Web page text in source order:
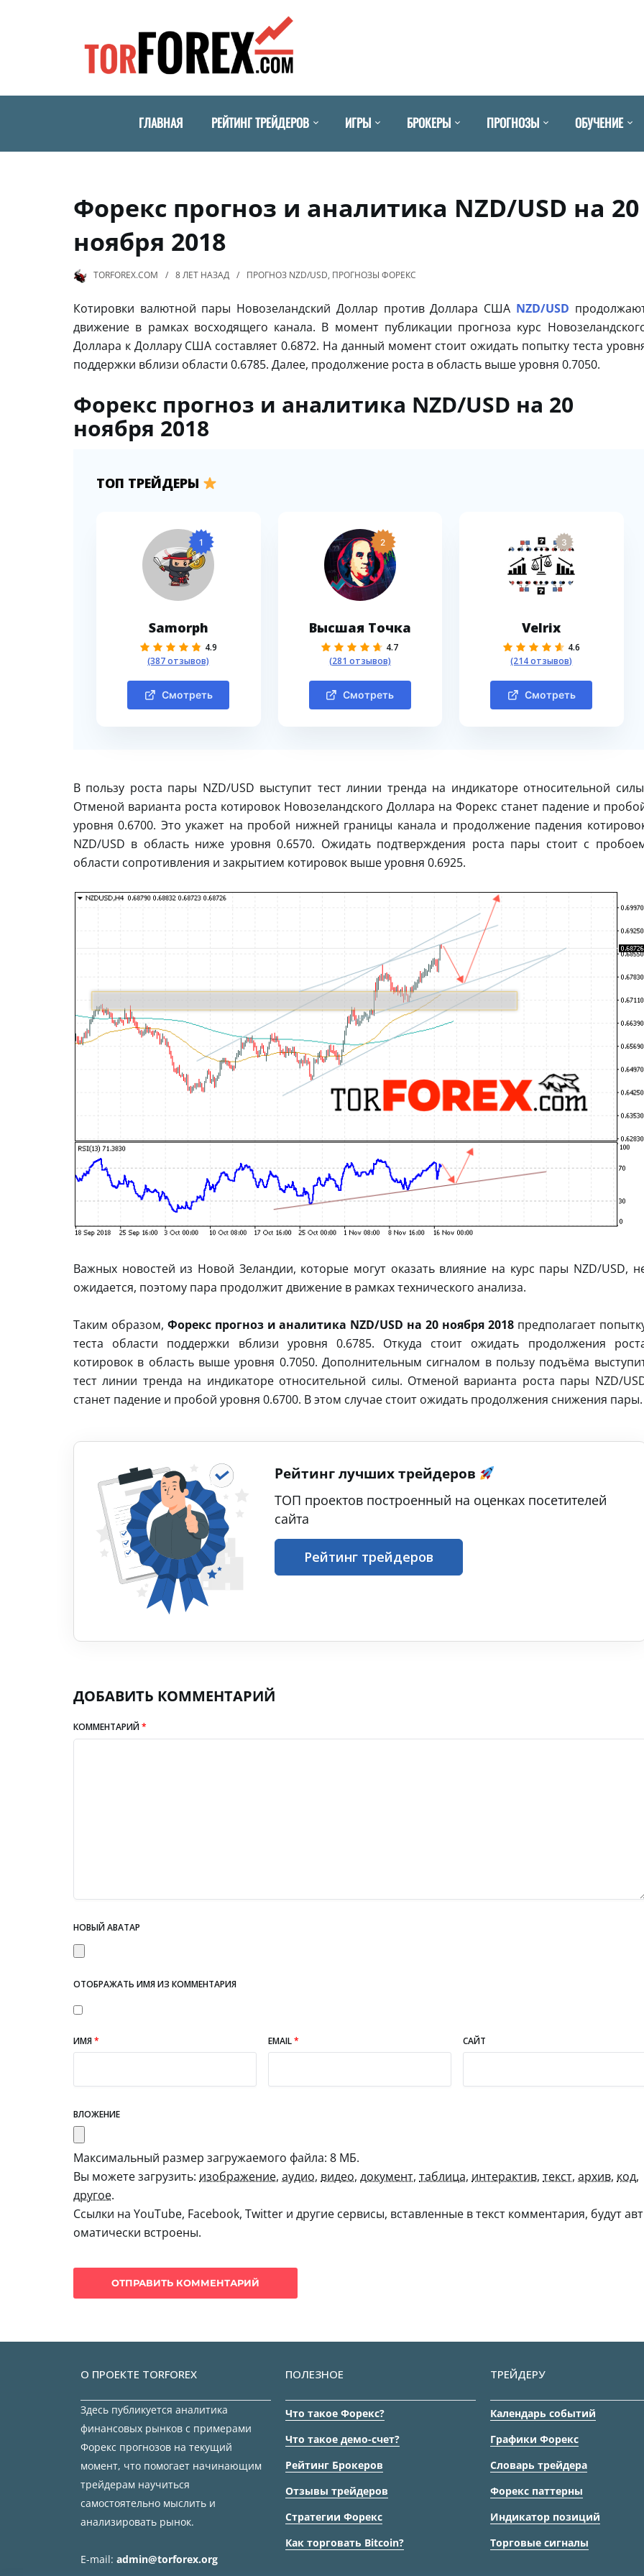
ГЛАВНАЯ РЕЙТИНГ ТРЕЙДЕРОВ ИГРЫ БРОКЕРЫ ПРОГНОЗЫ ОБУЧЕНИЕ
Форекс прогноз и аналитика NZD/USD на 20
ноября 2018
TORFOREX.COM 8 ЛЕТ НАЗАД ПРОГНОЗ NZD/USD, ПРОГНОЗЫ ФОРЕКС
Котировки валютной пары Новозеландский Доллар против Доллара США NZD/USD
движение в рамках восходящего канала. В момент публикации прогноза курс
Доллара к Доллару США составляет 0.6872. На данный момент стоит ожидать попытку теста
поддержки вблизи области 0.6785. Далее, продолжение роста в область выше уровня 0.7050.
Форекс прогноз и аналитика NZD/USD на 20
ноября 2018
ТОП ТРЕЙДЕРЫ
1
Samorph
4.9
(387 отзывов)
Смотреть
2
Высшая Точка
4.7
(281 отзывов)
Смотреть
3
Velrix
4.6
(214 отзывов)
Смотреть
В пользу роста пары NZD/USD выступит тест линии тренда на индикаторе относительной
Отменой варианта роста котировок Новозеландского Доллара на Форекс станет падение и
уровня 0.6700. Это укажет на пробой нижней границы канала и продолжение падения
NZD/USD в область ниже уровня 0.6570. Ожидать подтверждения роста пары стоит с
области сопротивления и закрытием котировок выше уровня 0.6925.
Важных новостей из Новой Зеландии, которые могут оказать влияние на курс пары NZD/USD,
ожидается, поэтому пара продолжит движение в рамках технического анализа.
Таким образом, Форекс прогноз и аналитика NZD/USD на 20 ноября 2018предполагает
теста области поддержки вблизи уровня 0.6785. Откуда стоит ожидать продолжения
котировок в область выше уровня 0.7050. Дополнительным сигналом в пользу подъёма
тест линии тренда на индикаторе относительной силы. Отменой варианта роста пары NZD/
станет падение и пробой уровня 0.6700. В этом случае стоит ожидать продолжения снижения пары.
Рейтинг лучших трейдеров
ТОП проектов построенный на оценках посетителей
сайта
Рейтинг трейдеров
ДОБАВИТЬ КОММЕНТАРИЙ
КОММЕНТАРИЙ*
НОВЫЙ АВАТАР
ОТОБРАЖАТЬ ИМЯ ИЗ КОММЕНТАРИЯ
ИМЯ* EMAIL* САЙТ
ВЛОЖЕНИЕ
Максимальный размер загружаемого файла: 8 МБ.
Вы можете загрузить: изображение, аудио, видео, документ, таблица, интерактив, текст, архив, код,
другое.
Ссылки на YouTube, Facebook, Twitter и другие сервисы, вставленные в текст комментария, будут авт
оматически встроены.
О ПРОЕКТЕ TORFOREX
Здесь публикуется аналитика
финансовых рынков с примерами
Форекс прогнозов на текущий
момент, что помогает начинающим
трейдерам научиться
самостоятельно мыслить и
анализировать рынок.
E-mail: admin@torforex.org
ПОЛЕЗНОЕ
Что такое Форекс?
Что такое демо-счет?
Рейтинг Брокеров
Отзывы трейдеров
Стратегии Форекс
Как торговать Bitcoin?
ТРЕЙДЕРУ
Календарь событий
Графики Форекс
Словарь трейдера
Форекс паттерны
Индикатор позиций
Торговые сигналы